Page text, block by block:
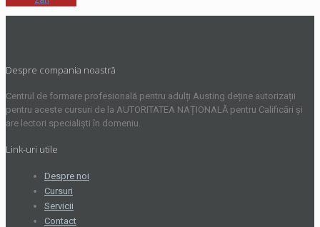
Despre compania noastră
Centrul de formare profesională pentru adulți Austing deține autorizații
pentru aceste cursuri de la AUTORITATEA NAȚIONALĂ pentru Calificări și
are lectori specialiști în domeniu.
Link-uri utile
Despre noi
Cursuri
Servicii
Contact